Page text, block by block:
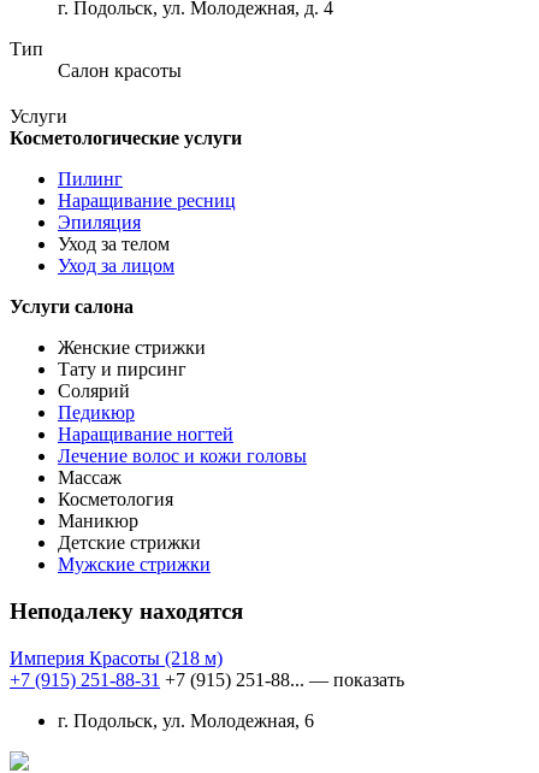
г. Подольск, ул. Молодежная, д. 4
Тип
Салон красоты
Услуги
Косметологические услуги
Пилинг
Наращивание ресниц
Эпиляция
Уход за телом
Уход за лицом
Услуги салона
Женские стрижки
Тату и пирсинг
Солярий
Педикюр
Наращивание ногтей
Лечение волос и кожи головы
Массаж
Косметология
Маникюр
Детские стрижки
Мужские стрижки
Неподалеку находятся
Империя Красоты (218 м)
+7 (915) 251-88-31 +7 (915) 251-88... — показать
г. Подольск, ул. Молодежная, 6